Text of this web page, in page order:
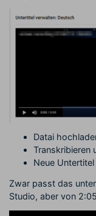
Datai
Transkribieren
Neue
Zwar passt das
Studio, aber von